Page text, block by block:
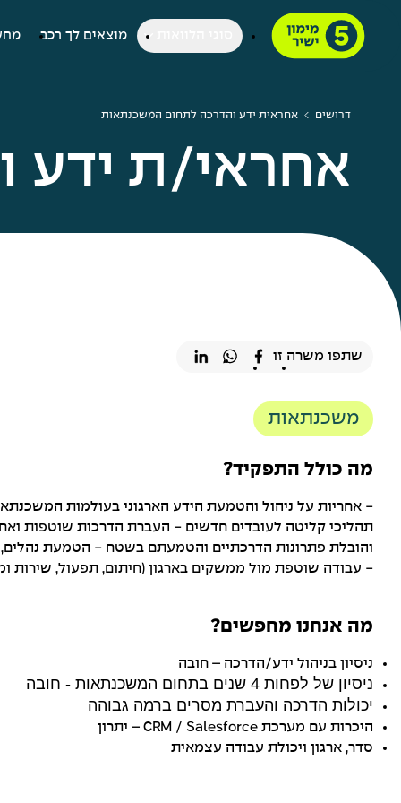
מוצאים לך רכב
דרושים אחראית ידע והדרכה לתחום המשכנתאות
אחראי/ת ידע
שתפו משרה זו
משכנתאות
מה כולל התפקיד?
- אחריות על ניהול והטמעת הידע הארגוני בעולמות
תהליכי קליטה לעובדים חדשים - העברת הדרכות שוטפות
- עבודה שוטפת מול ממשקים בארגון (חיתום, תפעול, שירות
מה אנחנו מחפשים?
ניסיון בניהול ידע/הדרכה – חובה
ניסיון של לפחות 4 שנים בתחום המשכנתאות - חובה
יכולות הדרכה והעברת מסרים ברמה גבוהה
היכרות עם מערכת CRM / Salesforce
– יתרון
סדר, ארגון ויכולת עבודה עצמאית